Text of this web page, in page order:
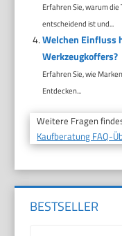
Erfahren Sie, warum
entscheidend ist und...
Welchen Einfluss
Werkzeugkoffers?
Erfahren Sie, wie
Entdecken...
Weitere Fragen
Kaufberatung FAQ-
BESTSELLER